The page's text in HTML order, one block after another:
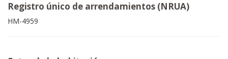
Registro único de arrendamientos (NRUA)
HM-4959